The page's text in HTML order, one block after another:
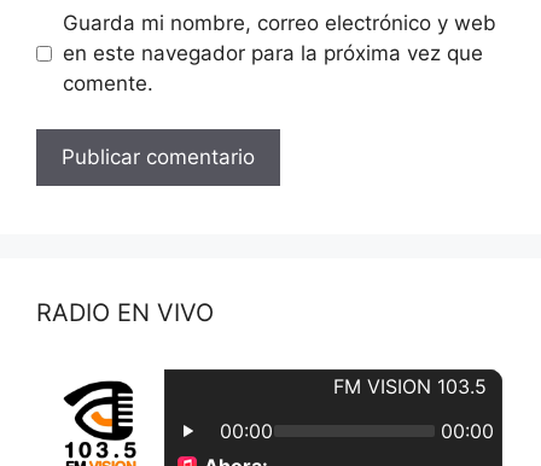
Guarda mi nombre, correo electrónico y web
en este navegador para la próxima vez que
comente.
RADIO EN VIVO